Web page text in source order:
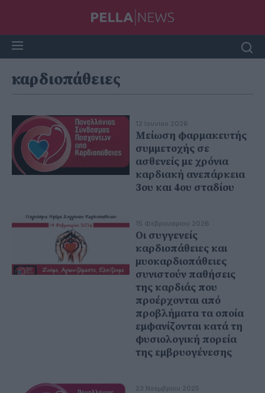
καρδιοπάθειες
12 Ιουνίου 2026
Μείωση φαρμακευτής
συμμετοχής σε
ασθενείς με χρόνια
καρδιακή ανεπάρκεια
3ου και 4ου σταδίου
15 Φεβρουαρίου 2026
Οι συγγενείς
καρδιοπάθειες και
μυοκαρδιοπάθειες
συνιστούν παθήσεις
της καρδιάς που
προέρχονται από
προβλήματα τα οποία
εμφανίζονται κατά τη
φυσιολογική πορεία
της εμβρυογένεσης
23 Νοεμβρίου 2025